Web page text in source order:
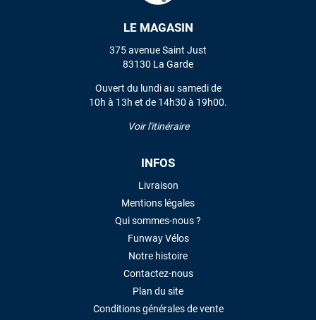
LE MAGASIN
375 avenue Saint Just
83130 La Garde
Ouvert du lundi au samedi de
10h à 13h et de 14h30 à 19h00.
Voir l'itinéraire
INFOS
Livraison
Mentions légales
Qui sommes-nous ?
Funway Vélos
Notre histoire
Contactez-nous
Plan du site
Conditions générales de vente
VOIR TOUS LES AVIS
LAISSER UN AVIS